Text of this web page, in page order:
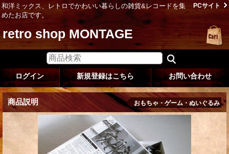
和洋ミックス、レトロでかわいい暮らしの雑貨&レコードを集
めたお店です。
PCサイト
retro shop MONTAGE
ログイン 新規登録はこちら お問い合わせ
商品説明 おもちゃ・ゲーム・ぬいぐるみ